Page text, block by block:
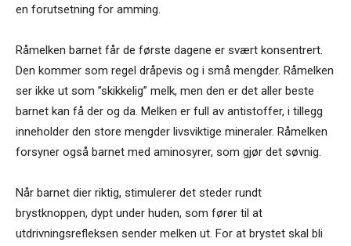
en forutsetning for amming.
Råmelken barnet får de første dagene er svært konsentrert.
Den kommer som regel dråpevis og i små mengder. Råmelken
ser ikke ut som ”skikkelig” melk, men den er det aller beste
barnet kan få der og da. Melken er full av antistoffer, i tillegg
inneholder den store mengder livsviktige mineraler. Råmelken
forsyner også barnet med aminosyrer, som gjør det søvnig.
Når barnet dier riktig, stimulerer det steder rundt
brystknoppen, dypt under huden, som fører til at
utdrivningsrefleksen sender melken ut. For at brystet skal bli